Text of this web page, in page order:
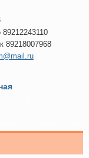
89218007968